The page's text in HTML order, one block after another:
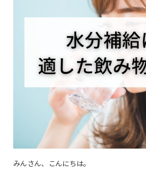
みんさん、こんにちは。